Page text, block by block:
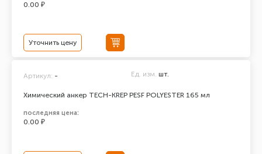
0.00 ₽
Уточнить цену
Химический анкер TECH-KREP PESF POLYESTER 165 мл
Артикул: - Ед. изм. шт.
последняя цена:
0.00 ₽